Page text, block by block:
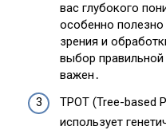
вас глубокого
особенно
зрения и
выбор правильной
важен․
TPOT (Tree-based
использует